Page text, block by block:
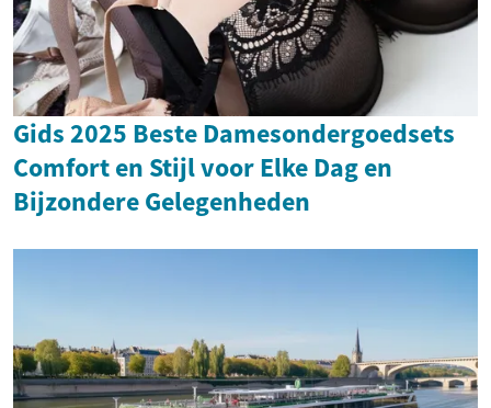
Gids 2025 Beste Damesondergoedsets
Comfort en Stijl voor Elke Dag en
Bijzondere Gelegenheden